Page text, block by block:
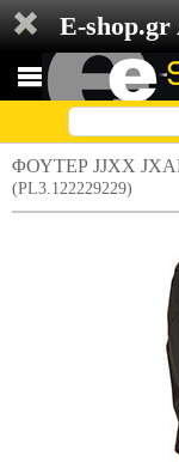
E-shop.gr
ΦΟΥΤΕΡ JJXX
(PL3.122229229)